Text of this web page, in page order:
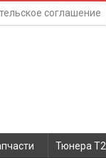
соглашение
Тюнера T2